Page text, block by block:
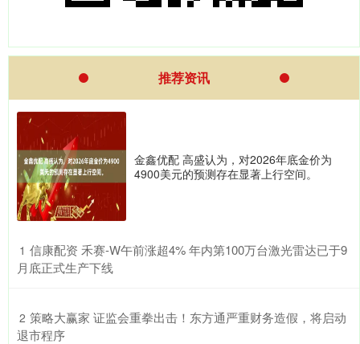
推荐资讯
金鑫优配 高盛认为，对2026年底金价为
4900美元的预测存在显著上行空间。
1 ​信康配资 禾赛-W午前涨超4% 年内第100万台激光雷达已于9
月底正式生产下线
2 ​策略大赢家 证监会重拳出击！东方通严重财务造假，将启动
退市程序